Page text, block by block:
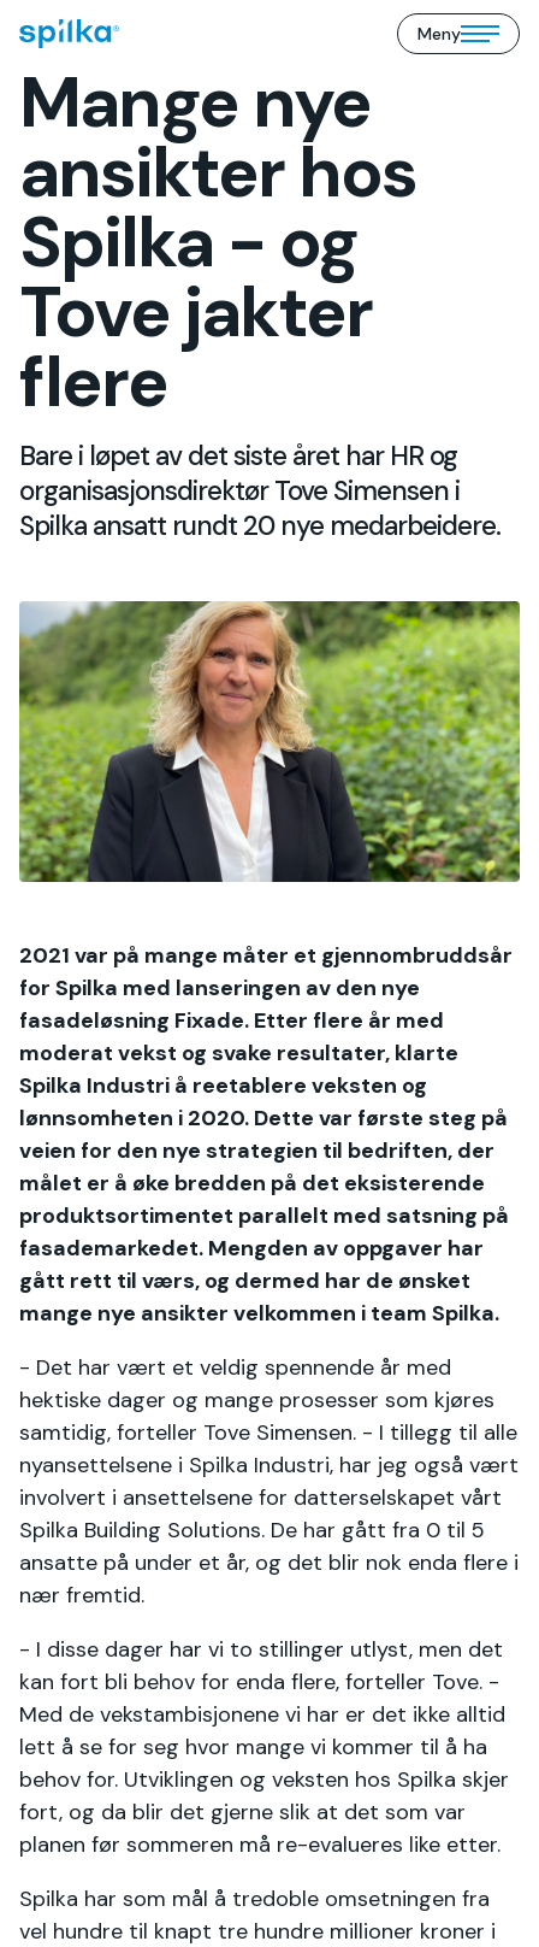
Spilka
(NO)
Meny
Open/close
Mange nye
ansikter hos
Spilka - og
Tove jakter
flere
Bare i løpet av det siste året har HR og
organisasjonsdirektør Tove Simensen i
Spilka ansatt rundt 20 nye medarbeidere.
2021 var på mange måter et gjennombruddsår
for Spilka med lanseringen av den nye
fasadeløsning Fixade. Etter flere år med
moderat vekst og svake resultater, klarte
Spilka Industri å reetablere veksten og
lønnsomheten i 2020. Dette var første steg på
veien for den nye strategien til bedriften, der
målet er å øke bredden på det eksisterende
produktsortimentet parallelt med satsning på
fasademarkedet. Mengden av oppgaver har
gått rett til værs, og dermed har de ønsket
mange nye ansikter velkommen i team Spilka.
- Det har vært et veldig spennende år med
hektiske dager og mange prosesser som kjøres
samtidig, forteller Tove Simensen. - I tillegg til alle
nyansettelsene i Spilka Industri, har jeg også vært
involvert i ansettelsene for datterselskapet vårt
Spilka Building Solutions. De har gått fra 0 til 5
ansatte på under et år, og det blir nok enda flere i
nær fremtid.
- I disse dager har vi to stillinger utlyst, men det
kan fort bli behov for enda flere, forteller Tove. -
Med de vekstambisjonene vi har er det ikke alltid
lett å se for seg hvor mange vi kommer til å ha
behov for. Utviklingen og veksten hos Spilka skjer
fort, og da blir det gjerne slik at det som var
planen før sommeren må re-evalueres like etter.
Spilka har som mål å tredoble omsetningen fra
vel hundre til knapt tre hundre millioner kroner i